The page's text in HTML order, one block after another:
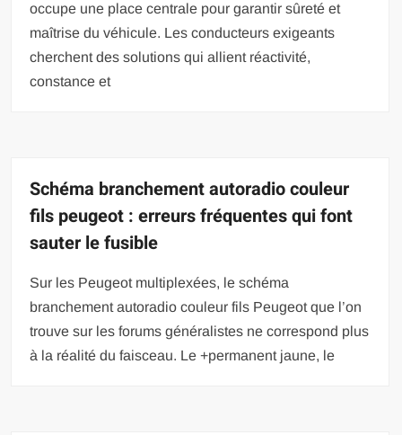
occupe une place centrale pour garantir sûreté et
maîtrise du véhicule. Les conducteurs exigeants
cherchent des solutions qui allient réactivité,
constance et
Schéma branchement autoradio couleur
fils peugeot : erreurs fréquentes qui font
sauter le fusible
Sur les Peugeot multiplexées, le schéma
branchement autoradio couleur fils Peugeot que l’on
trouve sur les forums généralistes ne correspond plus
à la réalité du faisceau. Le +permanent jaune, le